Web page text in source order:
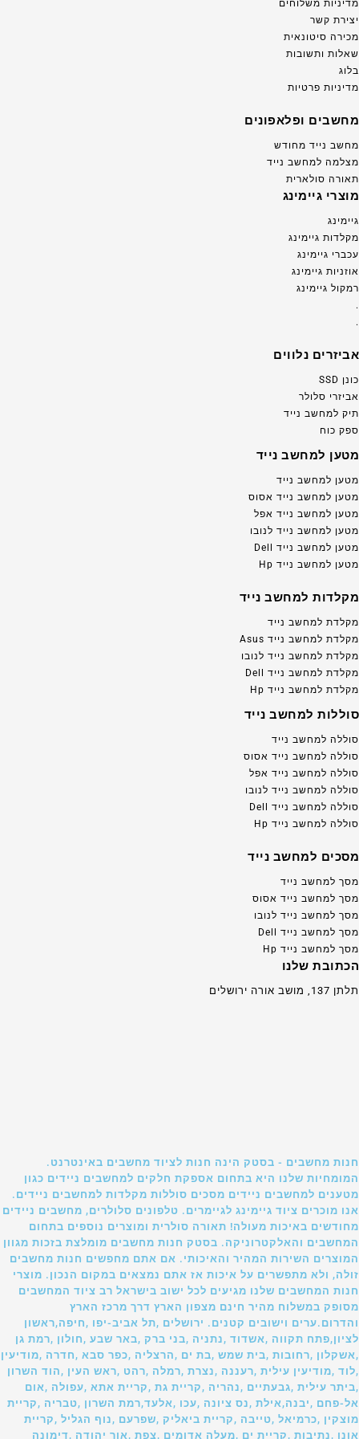
מדיניות משלוחים
יצירת קשר
מכירה סיטונאית
שאלות ותשובות
בלוג
מדיניות פרטיות
מחשבים ופלאפונים
מחשב נייד מחודש
מצלמה למחשב נייד
תאורה סולארית
מוצרי גיימינג
גיימינג
מקלדות גיימינג
עכברי גיימינג
אוזניות גיימינג
רמקול גיימינג
.
.
אביזרים נלווים
כונן SSD
אביזרי סלולר
תיק למחשב נייד
ספק כוח
מטען למחשב נייד
מטען למחשב נייד
מטען למחשב נייד אסוס
מטען למחשב נייד אפל
מטען למחשב נייד לנובו
מטען למחשב נייד Dell
מטען למחשב נייד Hp
מקלדות למחשב נייד
מקלדת למחשב נייד
מקלדת למחשב נייד Asus
מקלדת למחשב נייד לנובו
מקלדת למחשב נייד Dell
מקלדת למחשב נייד Hp
סוללות למחשב נייד
סוללה למחשב נייד
סוללה למחשב נייד אסוס
סוללה למחשב נייד אפל
סוללה למחשב נייד לנובו
סוללה למחשב נייד Dell
סוללה למחשב נייד Hp
מסכים למחשב נייד
מסך למחשב נייד
מסך למחשב נייד אסוס
מסך למחשב נייד לנובו
מסך למחשב נייד Dell
מסך למחשב נייד Hp
הכתובת שלנו
תלתן 137, מושב אורה ירושלים
חנות מחשבים - בסטק הינה חנות לציוד מחשבים באינטרנט.
המומחיות שלנו היא בתחום אספקת חלקים למחשבים ניידים כגון
מטענים למחשבים ניידים מסכים סוללות מקלדות למחשבים ניידים.
אנו מוכרים ציוד גיימינג לגיימרים. טלפונים סלולרים, מחשבים ניידים
מחודשים באיכות מעולה! תאורה סולרית ומוצרים נוספים בתחום
המחשבים והאלקטרוניקה. בסטק חנות מחשבים מומלצת בזכות מגוון
המוצרים השירות המהיר והאיכותי. אם אתם מחפשים חנות מחשבים
זולה, ולא מתפשרים על איכות אז אתם נמצאים במקום הנכון. מוצרי
חנות המחשבים שלנו מגיעים לכל ישוב בישראל רב ציוד המחשבים
מסופק במשלוח מהיר חינם מצפון הארץ דרך מרכז הארץ
והדרום.ערים וישובים קטנים. ירושלים ,תל אביב-יפו ,חיפה,ראשון
לציון,פתח תקווה ,אשדוד ,נתניה ,בני ברק ,באר שבע ,חולון ,רמת גן
,אשקלון ,רחובות ,בית שמש ,בת ים ,הרצליה ,כפר סבא ,חדרה ,מודיעין
,לוד ,מודיעין עילית ,רעננה ,נצרת ,רמלה ,רהט ,ראש העין ,הוד השרון
,ביתר עילית ,גבעתיים ,נהריה ,קריית גת ,קריית אתא ,עפולה ,אום
אל-פחם ,יבנה,אילת ,נס ציונה ,עכו ,אלעד,רמת השרון ,טבריה ,קריית
מוצקין ,כרמיאל ,טייבה ,קריית ביאליק ,שפרעם ,נוף הגליל ,קריית
אונו ,נתיבות ,קריית ים ,מעלה אדומים ,צפת ,אור יהודה ,דימונה